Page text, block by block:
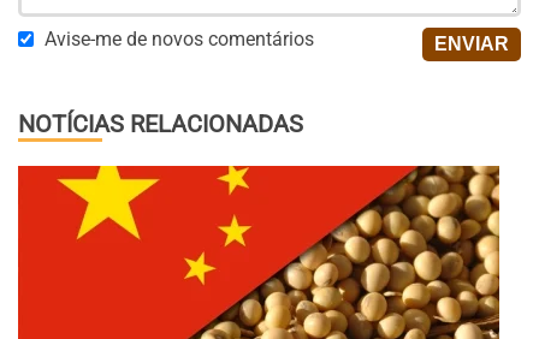
Avise-me de novos comentários
NOTÍCIAS RELACIONADAS